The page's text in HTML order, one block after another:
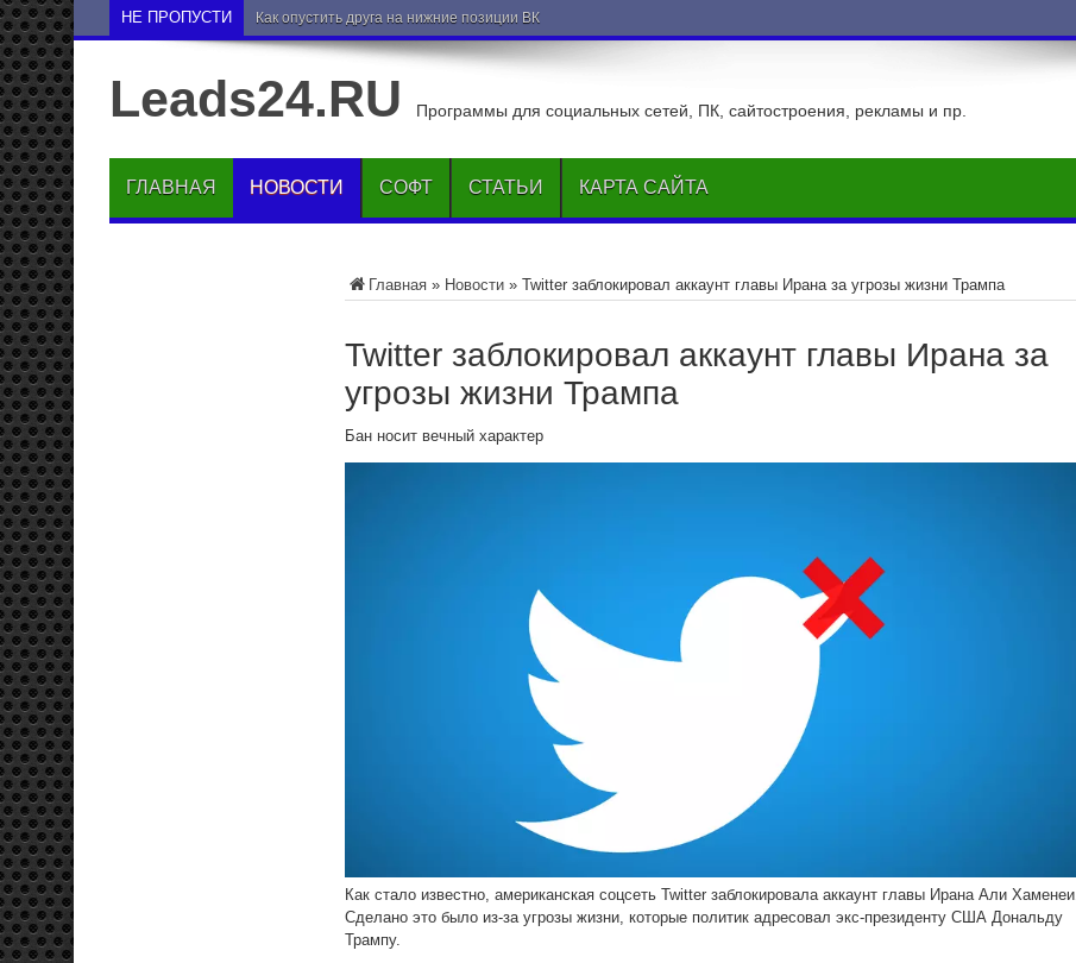
НЕ ПРОПУСТИ Как опустить друга на нижние позиции ВКонтакте
Leads24.RU Программы для социальных сетей, ПК, сайтостроения, рекламы и пр.
ГЛАВНАЯ НОВОСТИ СОФТ СТАТЬИ КАРТА САЙТА
Главная » Новости » Twitter заблокировал аккаунт главы Ирана за угрозы жизни Трампа
Twitter заблокировал аккаунт главы Ирана за
угрозы жизни Трампа
Бан носит вечный характер
Как стало известно, американская соцсеть Twitter заблокировала аккаунт главы Ирана Али Хаменеи.
Сделано это было из-за угрозы жизни, которые политик адресовал экс-президенту США Дональду
Трампу.